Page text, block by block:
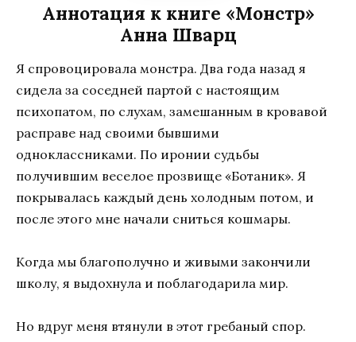
Аннотация к книге «Монстр»
Анна Шварц
Я спровоцировала монстра. Два года назад я
сидела за соседней партой с настоящим
психопатом, по слухам, замешанным в кровавой
расправе над своими бывшими
одноклассниками. По иронии судьбы
получившим веселое прозвище «Ботаник». Я
покрывалась каждый день холодным потом, и
после этого мне начали сниться кошмары.
Когда мы благополучно и живыми закончили
школу, я выдохнула и поблагодарила мир.
Но вдруг меня втянули в этот гребаный спор.